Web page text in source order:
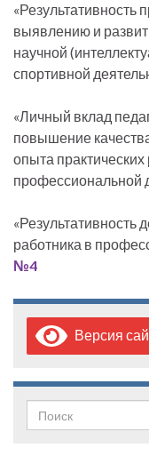
«Результативность
выявлению и
научной
спортивной
«Личный вклад
повышение
опыта практических
профессиональной
«Результативность
работника в
№4
Версия
Search for: